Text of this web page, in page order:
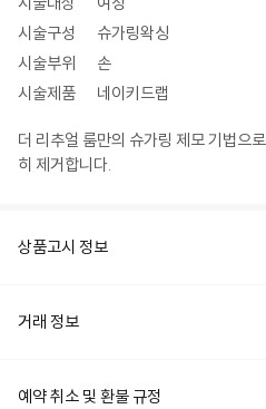
시술구성
슈가링왁싱
시술부위
손
시술제품
네이키드랩
더 리추얼 룸만의 슈가링 제모 기법으
히 제거합니다.
상품고시 정보
거래 정보
예약 취소 및 환불 규정